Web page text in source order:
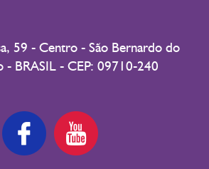
59 - Centro - São Bernardo do
- BRASIL - CEP: 09710-240